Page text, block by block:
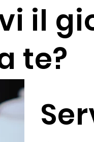
il
te?